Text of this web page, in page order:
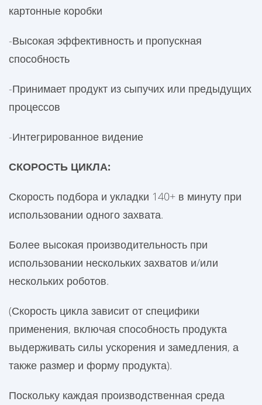
картонные коробки
-Высокая эффективность и пропускная
способность
-Принимает продукт из сыпучих или предыдущих
процессов
-Интегрированное видение
СКОРОСТЬ ЦИКЛА:
Скорость подбора и укладки 140+ в минуту при
использовании одного захвата.
Более высокая производительность при
использовании нескольких захватов и/или
нескольких роботов.
(Скорость цикла зависит от специфики
применения, включая способность продукта
выдерживать силы ускорения и замедления, а
также размер и форму продукта).
Поскольку каждая производственная среда